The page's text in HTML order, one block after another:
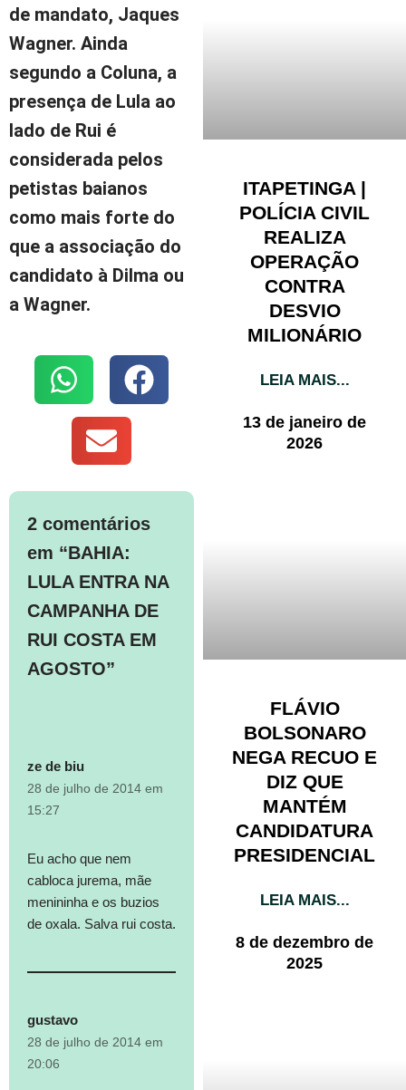
de mandato, Jaques
Wagner. Ainda
segundo a Coluna, a
presença de Lula ao
lado de Rui é
considerada pelos
petistas baianos
como mais forte do
que a associação do
candidato à Dilma ou
a Wagner.
2 comentários
em “BAHIA:
LULA ENTRA NA
CAMPANHA DE
RUI COSTA EM
AGOSTO”
ze de biu
28 de julho de 2014 em
15:27
Eu acho que nem
cabloca jurema, mãe
menininha e os buzios
de oxala. Salva rui costa.
gustavo
28 de julho de 2014 em
20:06
ITAPETINGA |
POLÍCIA CIVIL
REALIZA
OPERAÇÃO
CONTRA
DESVIO
MILIONÁRIO
LEIA MAIS...
13 de janeiro de
2026
FLÁVIO
BOLSONARO
NEGA RECUO E
DIZ QUE
MANTÉM
CANDIDATURA
PRESIDENCIAL
LEIA MAIS...
8 de dezembro de
2025